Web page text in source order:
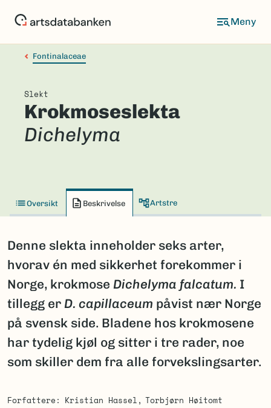
Fontinalaceae
Slekt
Krokmoseslekta
Dichelyma
Oversikt Beskrivelse Artstre
Denne slekta inneholder seks arter,
hvorav én med sikkerhet forekommer i
Norge, krokmose Dichelyma falcatum. I
tillegg er D. capillaceum påvist nær Norge
på svensk side. Bladene hos krokmosene
har tydelig kjøl og sitter i tre rader, noe
som skiller dem fra alle forvekslingsarter.
Forfattere Kristian Hassel
Torbjørn Høitomt